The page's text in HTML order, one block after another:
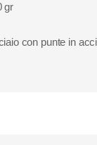
gr
con punte in